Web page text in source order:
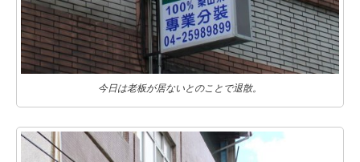
今日は老板が居ないとのことで退散。